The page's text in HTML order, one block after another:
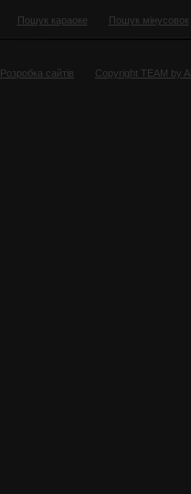
Пошук караоке Пошук мінусовок
Розробка сайтів Copyright TEAM by